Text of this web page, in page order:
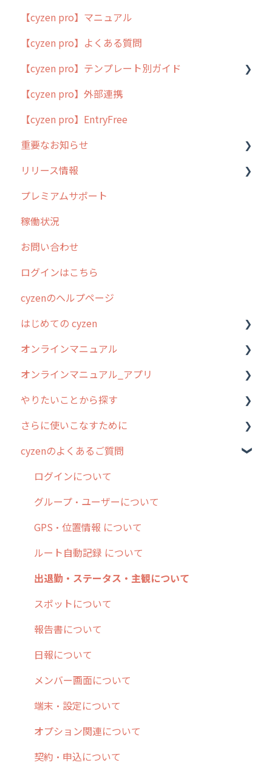
cyzen pro とは？
簡易マニュアル
cyzen proの位置情報取得について
用語集
よくある質問
【cyzen pro】マニュアル
【cyzen pro】よくある質問
【cyzen pro】テンプレート別ガイド
ポスティング
ラウンダー
メンテナンス
外廻り営業
清掃
不動産
【cyzen pro】外部連携
【cyzen pro】EntryFree
重要なお知らせ
過去の重要なお知らせ
障害情報
リリース情報
リリース
2026年のリリース情報
2025年のリリース情報
2024年のリリース情報
2023年のリリース情報
過去のリリース
2019年までのリリース情報
お客様の声を実現しました
プレミアムサポート
稼働状況
お問い合わせ
ログインはこちら
cyzenのヘルプページ
はじめての cyzen
0. はじめてのcyzenの使い方
1. cyzenについて知ろう
2. 主要機能の概要
3. cyzenの位置情報取得について
4. cyzen利用前の準備：システム管理者編
5. 基本的な使い方：システム管理者編
6. 基本的な使い方：ユーザー編
7. 初心者向けよくある質問集
8. 用語集
9. もっと便利に利用するための設定
10.ユーザー向けおすすめの使い方
【業界業種別】cyzen設定方法
オンラインマニュアル
管理サイトの使い始め
ユーザー・グループ管理
行動管理
予定管理
スポット
ステータス・主観
報告書・行動種別
勤怠管理
活動通知
パフォーマンス
帳票出力
メッセージ・ファイル添付
商品
各種設定・その他
オンラインマニュアル_アプリ
アプリの使い始め
ホーム画面
スポット
報告閲覧
予定
日報
履歴
メンバー
メッセージ
パフォーマンス
外部リンク
お知らせ
設定
やりたいことから探す
行動管理
勤怠管理
予定管理
スポット
ステータス・主観
報告書・行動種別
ユーザー・グループ管理
メッセージ機能
活動通知
内線電話
商品
各種設定・ログイン
さらに使いこなすために
はじめに
スポット・ステータス関連オプション
交通費自動計算
安全走行支援
写真管理・高画質化
ダッシュボード（BI）・パフォーマンス
連携オプション
その他オプション
IP接続制限・端末認証設定
契約・その他
cyzenのよくあるご質問
ログインについて
グループ・ユーザーについて
GPS・位置情報 について
ルート自動記録 について
出退勤・ステータス・主観について
スポットについて
報告書について
日報について
メンバー画面について
端末・設定について
オプション関連について
契約・申込について